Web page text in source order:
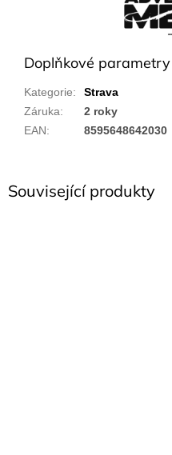
Související produkty
Doplňkové parametry
Kategorie:
Strava
Záruka:
2 roky
EAN: 8595648642030